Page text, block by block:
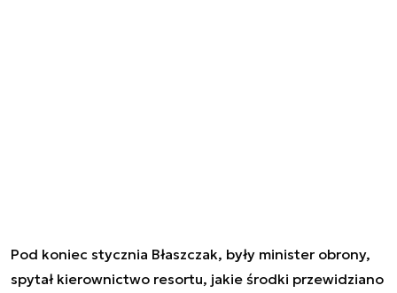
Pod koniec stycznia Błaszczak, były minister obrony,
spytał kierownictwo resortu, jakie środki przewidziano